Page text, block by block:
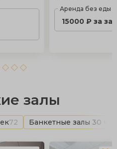
Аренда без еды
15000 ₽ за
залы
72 Банкетные залы 30